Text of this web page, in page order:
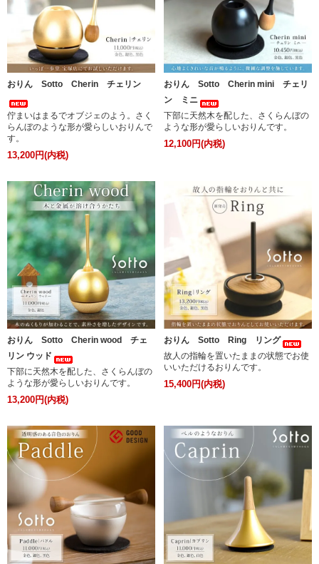
おりん Sotto Cherin チェリン
佇まいはまるでオブジェのよう。さく
らんぼのような形が愛らしいおりんで
す。
13,200円(内税)
おりん Sotto Cherin mini チェリ
ン ミニ
下部に天然木を配した、さくらんぼの
ような形が愛らしいおりんです。
12,100円(内税)
おりん Sotto Cherin wood チェ
リン ウッド
下部に天然木を配した、さくらんぼの
ような形が愛らしいおりんです。
13,200円(内税)
おりん Sotto Ring リング
故人の指輪を置いたままの状態でお使
いいただけるおりんです。
15,400円(内税)